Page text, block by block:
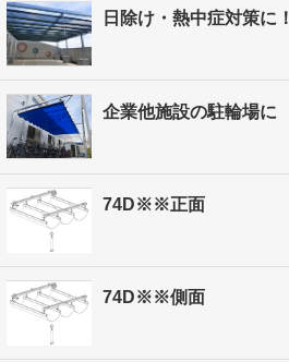
日除け・熱中症対策に！
企業他施設の駐輪場に
74D※※正面
74D※※側面